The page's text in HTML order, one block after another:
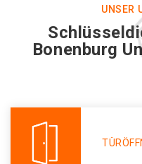
UNSER
Bonenburg